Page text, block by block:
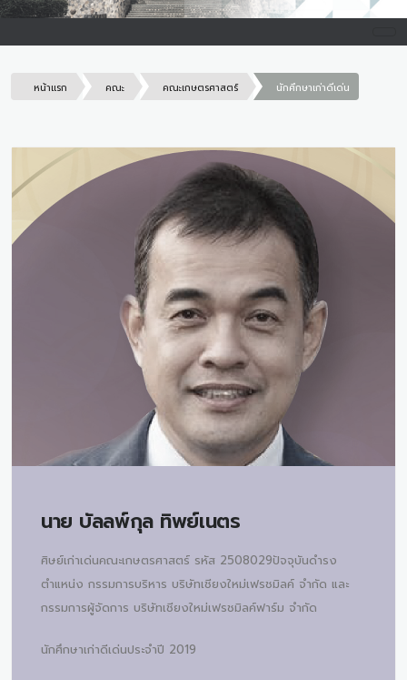
หน้าแรก คณะ คณะเกษตรศาสตร์ นักศึกษาเก่าดีเด่น
นาย บัลลพ์กุล ทิพย์เนตร
ศิษย์เก่าเด่นคณะเกษตรศาสตร์ รหัส 2508029ปัจจุบันดำรง
ตำแหน่ง กรรมการบริหาร บริษัทเชียงใหม่เฟรชมิลค์ จำกัด และ
กรรมการผู้จัดการ บริษัทเชียงใหม่เฟรชมิลค์ฟาร์ม จำกัด
นักศึกษาเก่าดีเด่นประจำปี 2019